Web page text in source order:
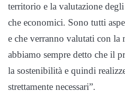
territorio e la valutazione
che economici. Sono tutti
e che verranno valutati con la
abbiamo sempre detto che il
la sostenibilità e quindi
strettamente necessari”.